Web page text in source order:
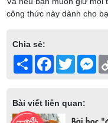
công thức này dành cho
Chia sẻ:
Share Facebook
Twitter
Bài viết liên quan: